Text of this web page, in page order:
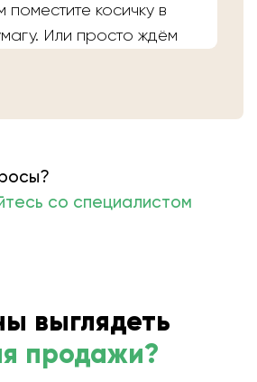
поместите косичку в
Или просто ждём
срез волос и
со специалистом
выглядеть
продажи?